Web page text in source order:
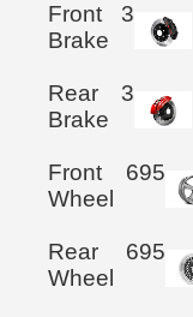
Front
Brake
3
Rear
Brake
3
Front
Wheel
695
Rear
Wheel
695